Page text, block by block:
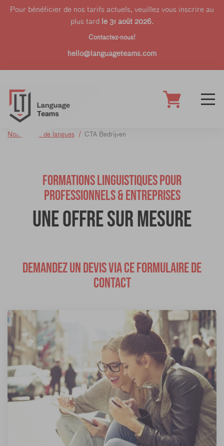
Pour bénéficier de nos tarifs actuels, veuillez vous inscrire au
plus tard le 31 août 2026.
Contactez-nous!
hello@languageteams.com
Notre école de langues CTA Bedrijven
FORMATIONS LINGUISTIQUES POUR
PROFESSIONNELS & ENTREPRISES
Une offre sur mesure
DEMANDEZ UN DEVIS VIA CE FORMULAIRE DE
CONTACT